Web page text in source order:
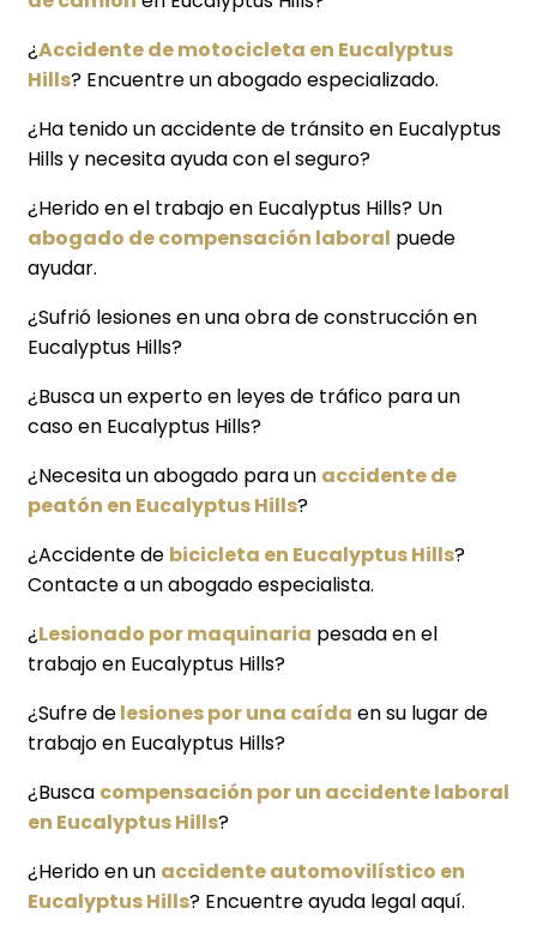
¿Accidente de motocicleta en Eucalyptus
Hills? Encuentre un abogado especializado.
¿Ha tenido un accidente de tránsito en Eucalyptus
Hills y necesita ayuda con el seguro?
¿Herido en el trabajo en Eucalyptus Hills? Un
abogado de compensación laboral puede
ayudar.
¿Sufrió lesiones en una obra de construcción en
Eucalyptus Hills?
¿Busca un experto en leyes de tráfico para un
caso en Eucalyptus Hills?
¿Necesita un abogado para un accidente de
peatón en Eucalyptus Hills?
¿Accidente de bicicleta en Eucalyptus Hills?
Contacte a un abogado especialista.
¿Lesionado por maquinaria pesada en el
trabajo en Eucalyptus Hills?
¿Sufre delesiones por una caída en su lugar de
trabajo en Eucalyptus Hills?
¿Busca compensación por un accidente laboral
en Eucalyptus Hills?
¿Herido en un accidente automovilístico en
Eucalyptus Hills? Encuentre ayuda legal aquí.